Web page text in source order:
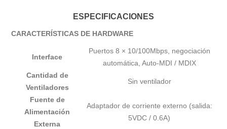
ESPECIFICACIONES
CARACTERÍSTICAS DE HARDWARE
Interface
Puertos 8 × 10/100Mbps, negociación
automática, Auto-MDI / MDIX
Cantidad de
Ventiladores
Sin ventilador
Fuente de
Alimentación
Externa
Adaptador de corriente externo (salida:
5VDC / 0.6A)